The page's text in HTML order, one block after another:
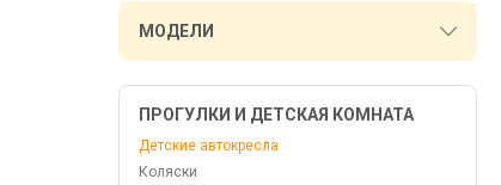
МОДЕЛИ
ПРОГУЛКИ И ДЕТСКАЯ КОМНАТА
Детские автокресла
Коляски